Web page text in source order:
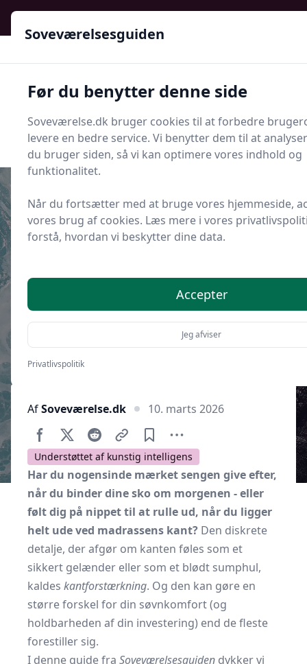
Soveværelsesguiden
Søg nu
Søg nu
Udgivet i Senge og Madrasser
madrasser
AfSoveværelse.dk 10. marts 2026
Understøttet af kunstig intelligens
Har du nogensinde mærket sengen give efter,
når du binder dine sko om morgenen - eller
følt dig på nippet til at rulle ud, når du ligger
helt ude ved madrassens kant? Den diskrete
detalje, der afgør om kanten føles som et
sikkert gelænder eller som et blødt sumphul,
kaldes kantforstærkning. Og den kan gøre en
større forskel for din søvnkomfort (og
holdbarheden af din investering) end de fleste
forestiller sig.
I denne guide fra Soveværelsesguiden dykker vi
Soveværelsesguiden
Før du benytter denne side
Soveværelse.dk bruger cookies til at forbedre
levere en bedre service. Vi benytter dem til at
du bruger siden, så vi kan optimere vores indhold og
funktionalitet.
Når du fortsætter med at bruge vores hjemmeside,
vores brug af cookies. Læs mere i vores
forstå, hvordan vi beskytter dine data.
Accepter
Jeg afviser
Privatlivspolitik